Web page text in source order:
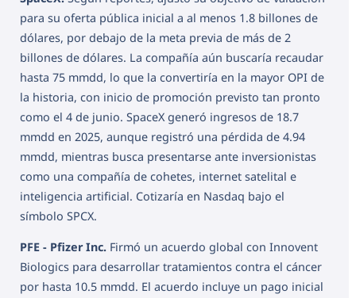
para su oferta pública inicial a al menos 1.8 billones de
dólares, por debajo de la meta previa de más de 2
billones de dólares. La compañía aún buscaría recaudar
hasta 75 mmdd, lo que la convertiría en la mayor OPI de
la historia, con inicio de promoción previsto tan pronto
como el 4 de junio. SpaceX generó ingresos de 18.7
mmdd en 2025, aunque registró una pérdida de 4.94
mmdd, mientras busca presentarse ante inversionistas
como una compañía de cohetes, internet satelital e
inteligencia artificial. Cotizaría en Nasdaq bajo el
símbolo SPCX.
PFE - Pfizer Inc. Firmó un acuerdo global con Innovent
Biologics para desarrollar tratamientos contra el cáncer
por hasta 10.5 mmdd. El acuerdo incluye un pago inicial